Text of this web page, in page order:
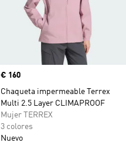
Precio
€ 160
Chaqueta impermeable Terrex
Multi 2.5 Layer CLIMAPROOF
Mujer TERREX
3 colores
Nuevo